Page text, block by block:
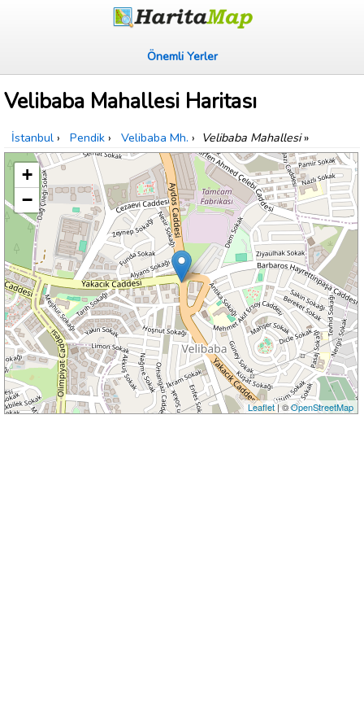
Önemli Yerler
Velibaba Mahallesi Haritası
İstanbul › Pendik › Velibaba Mh. › Velibaba Mahallesi»
+
−
Leaflet| ©OpenStreetMap